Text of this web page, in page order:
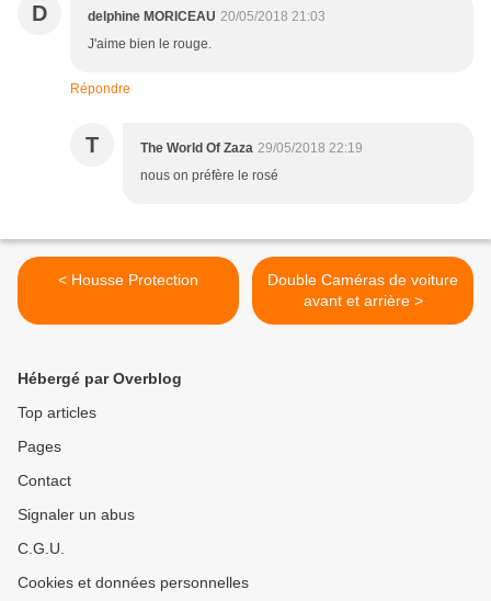
D delphine MORICEAU 20/05/2018 21:03
J'aime bien le rouge.
Répondre
T The World Of Zaza 29/05/2018 22:19
nous on préfère le rosé
< Housse Protection
Double Caméras de voiture
avant et arrière >
Hébergé par Overblog
Top articles
Pages
Contact
Signaler un abus
C.G.U.
Cookies et données personnelles